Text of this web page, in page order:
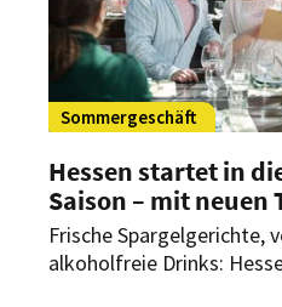
Sommergeschäft
Hessen startet in
Saison – mit neuen
Frische Spargelgerichte,
alkoholfreie Drinks: